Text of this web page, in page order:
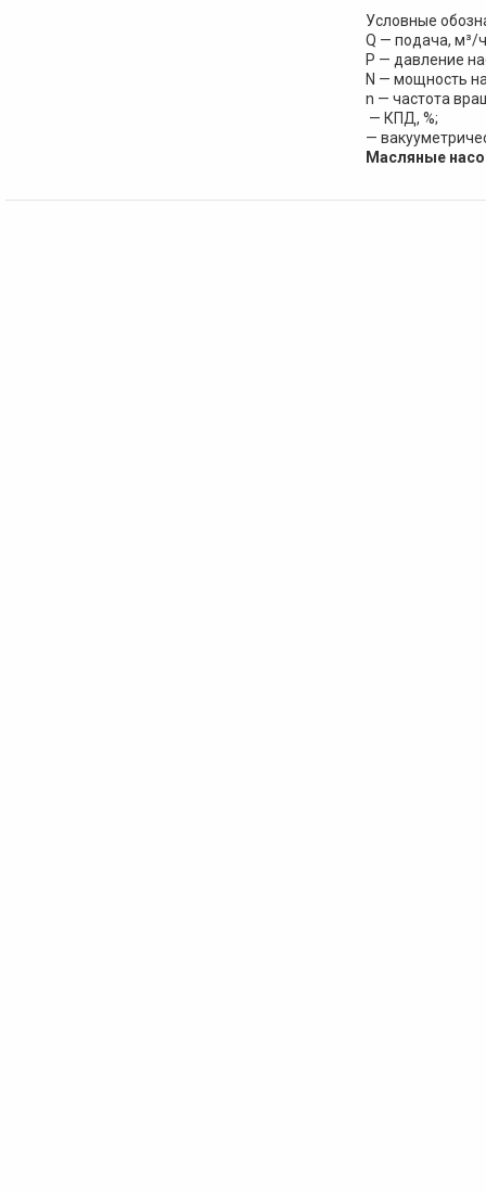
Условные
Q — подача, м³/
Р — давление
N — мощность
n — частота
— КПД, %;
—
Масляные